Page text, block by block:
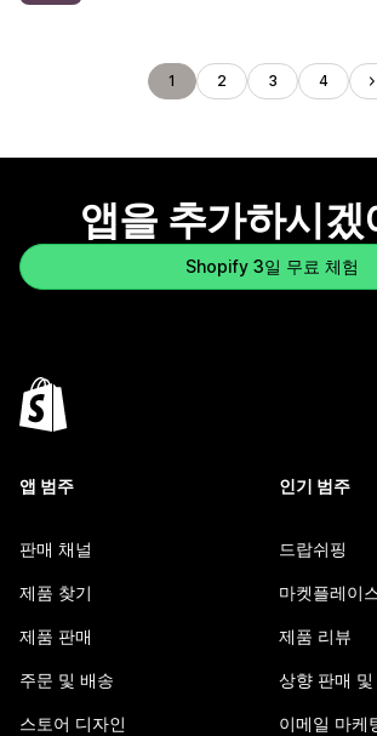
1 2 3 4
앱을 추가하시겠
Shopify 3일 무료 체험
앱 범주
판매 채널
제품 찾기
제품 판매
주문 및 배송
스토어 디자인
인기 범주
드랍쉬핑
마켓플레이
제품 리뷰
상향 판매 및
이메일 마케